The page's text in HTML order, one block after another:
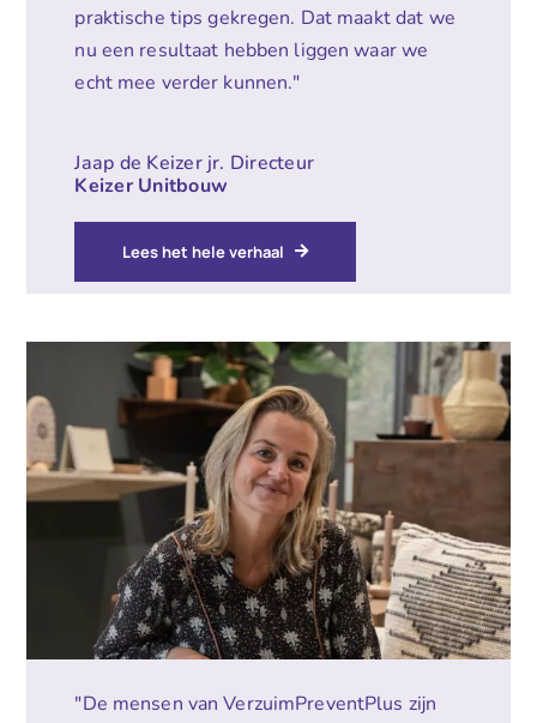
praktische tips gekregen. Dat maakt dat we
nu een resultaat hebben liggen waar we
echt mee verder kunnen."
Jaap de Keizer jr. Directeur
Keizer Unitbouw
Lees het hele verhaal
"De mensen van VerzuimPreventPlus zijn